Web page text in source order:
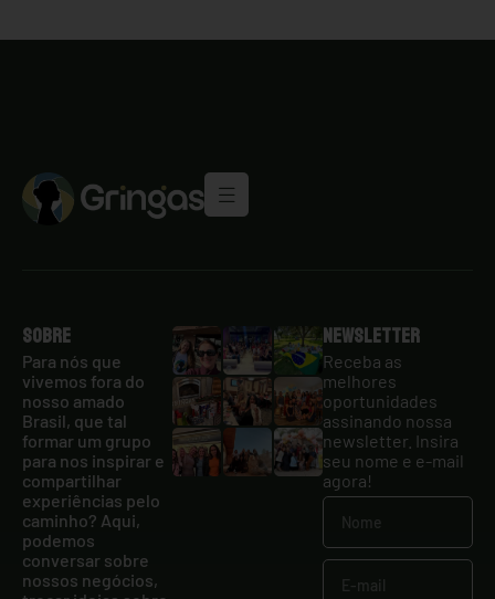
Sobre
Para nós que
vivemos fora do
nosso amado
Brasil, que tal
formar um grupo
para nos inspirar e
compartilhar
experiências pelo
caminho? Aqui,
podemos
conversar sobre
nossos negócios,
Newsletter
Receba as
melhores
oportunidades
assinando nossa
newsletter. Insira
seu nome e e-mail
agora!